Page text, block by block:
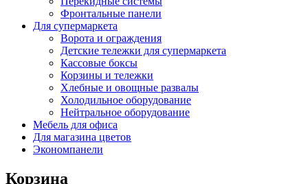
Фронтальные панели
Для супермаркета
Ворота и ограждения
Детские тележки для супермаркета
Кассовые боксы
Корзины и тележки
Хлебные и овощные развалы
Холодильное оборудование
Нейтральное оборудование
Мебель для офиса
Для магазина цветов
Экономпанели
Корзина